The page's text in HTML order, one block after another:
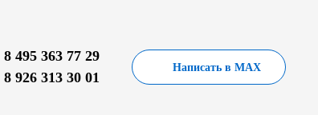
8 495 363 77 29
8 926 313 30 01
Написать в MAX